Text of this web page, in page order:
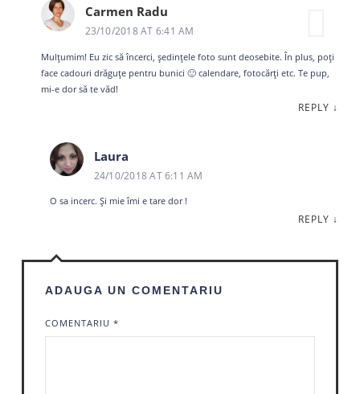
Carmen Radu
23/10/2018 AT 6:41 AM
Mulțumim! Eu zic să încerci, ședințele foto sunt deosebite. În plus, poți
face cadouri drăguțe pentru bunici 🙂 calendare, fotocărți etc. Te pup,
mi-e dor să te văd!
REPLY ↓
Laura
24/10/2018 AT 6:11 AM
O sa incerc. Și mie îmi e tare dor !
REPLY ↓
ADAUGA UN COMENTARIU
COMENTARIU *